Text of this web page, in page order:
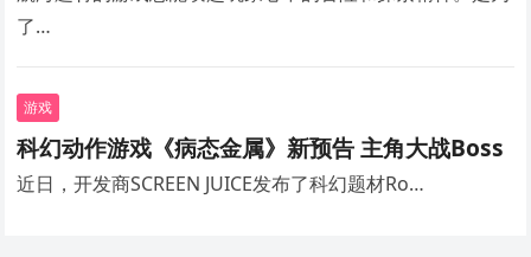
了…
游戏
科幻动作游戏《病态金属》新预告 主角大战Boss
近日，开发商SCREEN JUICE发布了科幻题材Ro…